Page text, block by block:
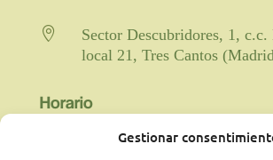
Gestionar

Sector Descubridores, 1,
local 21, Tres Cantos
Horario